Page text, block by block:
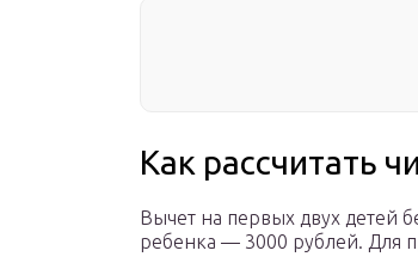
Как рассчитать
Вычет на первых двух детей
ребенка — 3000 рублей. Для